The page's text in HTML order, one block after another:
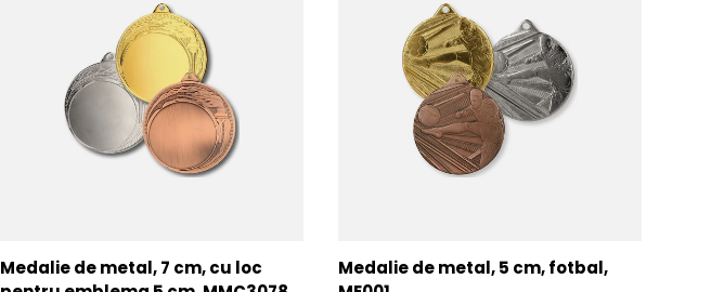
Medalie de metal, 7 cm, cu loc
Medalie de metal, 5 cm, fotbal,